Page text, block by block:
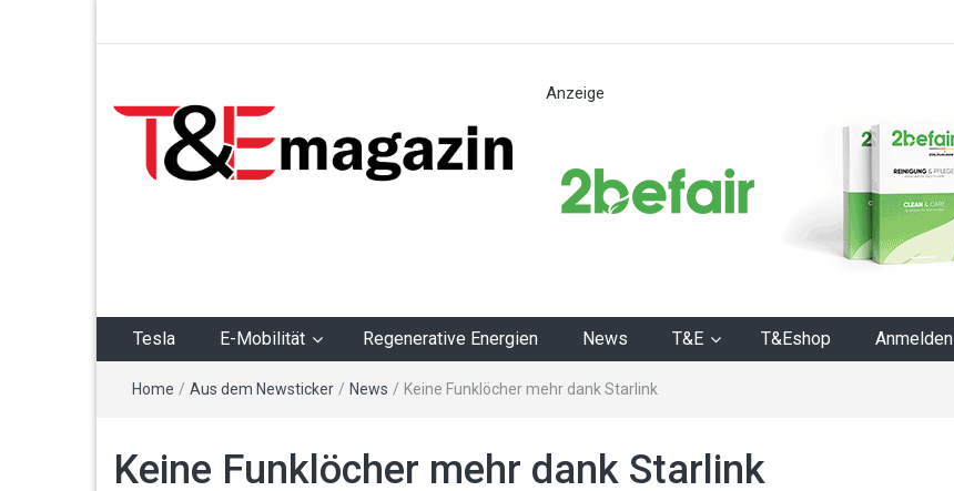
Regenerative Energien
Anzeige
Tesla E-Mobilität Regenerative Energien News T&E T&Eshop Anmelden
Home / Aus dem Newsticker / News / Keine Funklöcher mehr dank Starlink
Keine Funklöcher mehr dank Starlink